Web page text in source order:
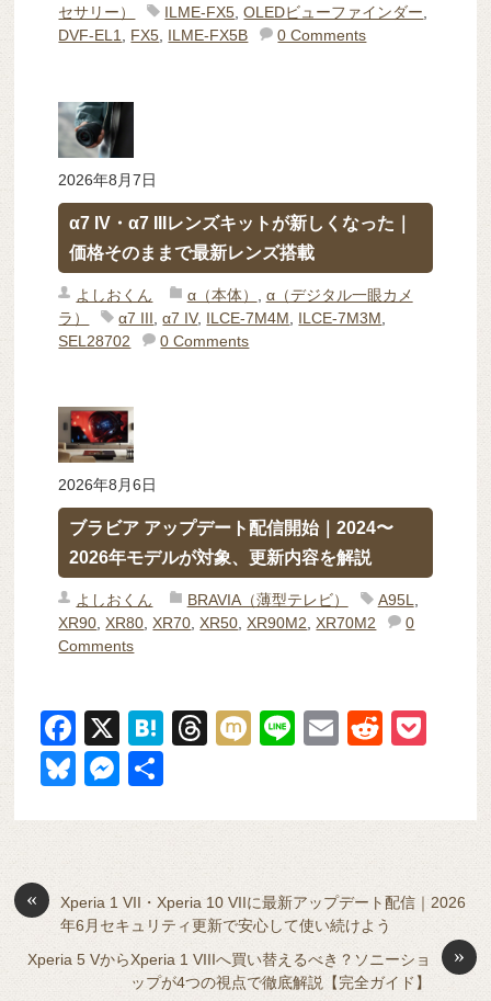
セサリー）
ILME-FX5,OLEDビューファインダー,
DVF-EL1, FX5, ILME-FX5B 0 Comments
2026年8月7日
α7 IV・α7 IIIレンズキットが新しくなった｜
価格そのままで最新レンズ搭載
よしおくん α（本体）
α（デジタル一眼カメ
ラ）
α7 III ,α7 IV, ILCE-7M4M ILCE-7M3M
SEL28702
0 Comments
2026年8月6日
ブラビア アップデート配信開始｜2024〜
2026年モデルが対象、更新内容を解説
よしおくん BRAVIA（薄型テレビ） A95L
XR90 ,XR80 ,XR70 ,XR50 ,XR90M2 ,XR70M2
0
Comments
F
a
c
e
o
o
k
X
H
n
a
T
a
d
s
M
Li
E
R
di et
Bl
y
M
n
g
er
«
Xperia 1 VII・Xperia 10 VIIに最新アップデート配信｜2026
年6月セキュリティ更新で安心して使い続けよう
»
Xperia 5 VからXperia 1 VIIIへ買い替えるべき？ソニーショ
ップが4つの視点で徹底解説【完全ガイド】